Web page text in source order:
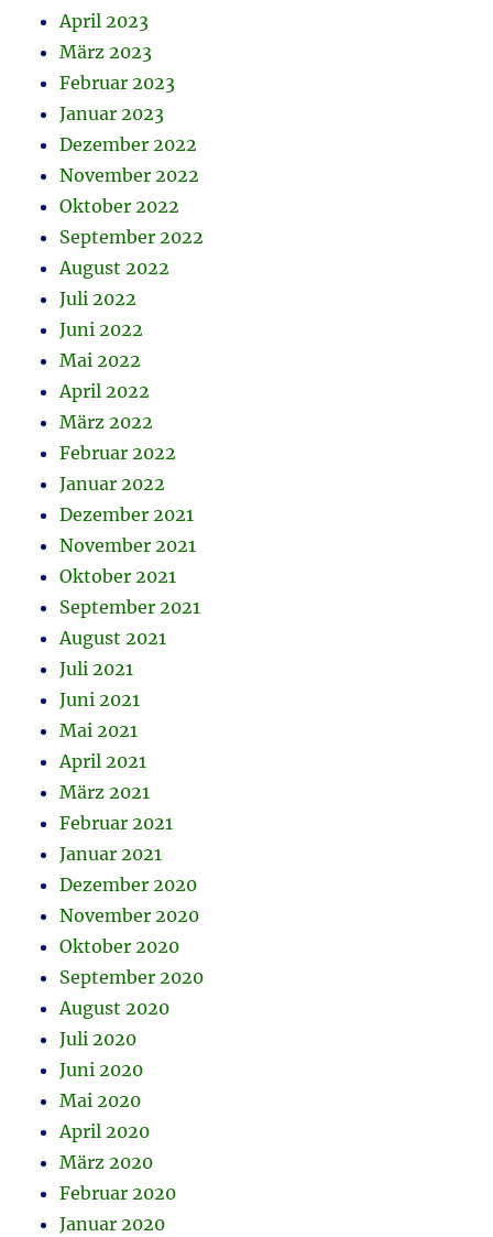
April 2023
März 2023
Februar 2023
Januar 2023
Dezember 2022
November 2022
Oktober 2022
September 2022
August 2022
Juli 2022
Juni 2022
Mai 2022
April 2022
März 2022
Februar 2022
Januar 2022
Dezember 2021
November 2021
Oktober 2021
September 2021
August 2021
Juli 2021
Juni 2021
Mai 2021
April 2021
März 2021
Februar 2021
Januar 2021
Dezember 2020
November 2020
Oktober 2020
September 2020
August 2020
Juli 2020
Juni 2020
Mai 2020
April 2020
März 2020
Februar 2020
Januar 2020